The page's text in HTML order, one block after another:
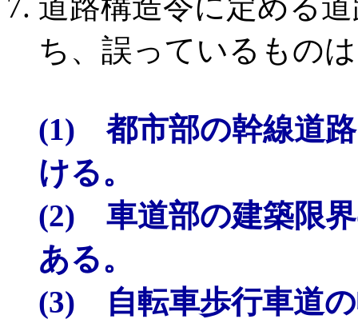
ち、誤っているもの
(1) 都市部の幹線道
ける。
(2) 車道部の建築限
ある。
(3) 自転車歩行車道